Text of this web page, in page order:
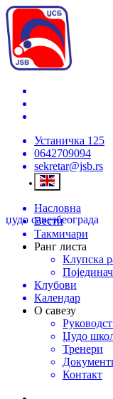
Устаничка 125
0642709094
sekretar@jsb.rs
џудо савезбеограда
Насловна
Вести
Такмичари
Ранг листа
Клупска
Клубови
Календар
О савезу
Џудо
Тренери
Контакт